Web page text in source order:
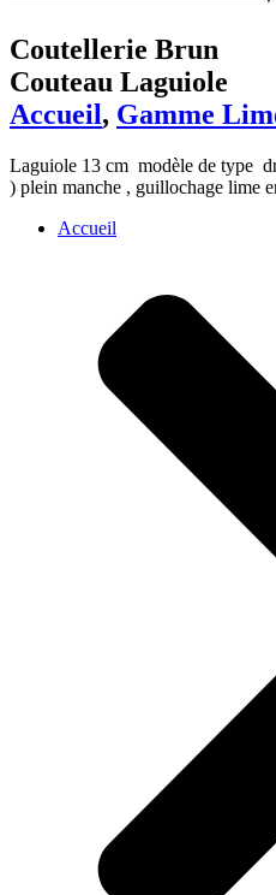
Coutellerie Brun
Couteau Laguiole
Accueil, Gamme
Laguiole 13 cm modèle de type
) plein manche , guillochage lime
Accueil